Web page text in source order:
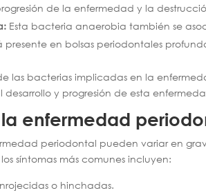
de la enfermedad y la
Esta bacteria anaerobia también se
en bolsas periodontales
las bacterias implicadas en la
y progresión de esta
enfermedad
periodontal pueden variar en
síntomas más comunes incluyen:
o hinchadas.